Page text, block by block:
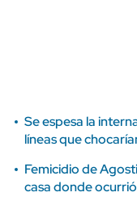
Se espesa la
líneas que
Femicidio de
casa donde